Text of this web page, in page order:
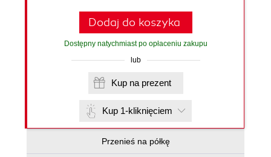
Dodaj do koszyka
Dostępny natychmiast po opłaceniu zakupu
lub
Kup na prezent
Kup 1-kliknięciem
Przenieś na półkę